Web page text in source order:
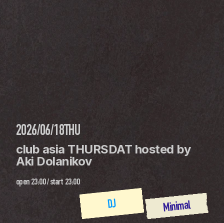
2026/06/18THU
club asia THURSDAT hosted by
Aki Dolanikov
open 23:00 / start 23:00
Minimal
DJ